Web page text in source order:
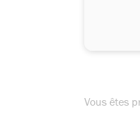
Vous êtes